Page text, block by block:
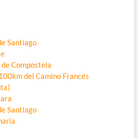
Santiago
Compostela
del Camino Francés
Santiago